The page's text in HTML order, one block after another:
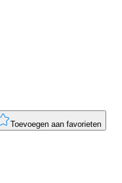
Toevoegen aan favorieten